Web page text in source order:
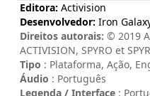
Editora: Activision
Desenvolvedor: Iron
Direitos autorais: © 2019
ACTIVISION, SPYRO et
des marques d'Activision
Tipo : Plataforma, Ação,
Áudio : Português
Legenda / Interface :